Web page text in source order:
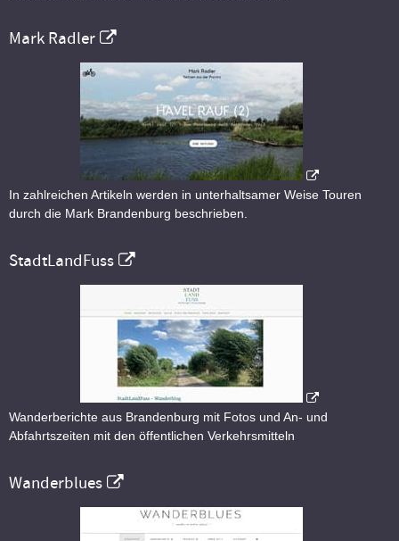
Mark Radler
In zahlreichen Artikeln werden in unterhaltsamer Weise Touren
durch die Mark Brandenburg beschrieben.
StadtLandFuss
Wanderberichte aus Brandenburg mit Fotos und An- und
Abfahrtszeiten mit den öffentlichen Verkehrsmitteln
Wanderblues